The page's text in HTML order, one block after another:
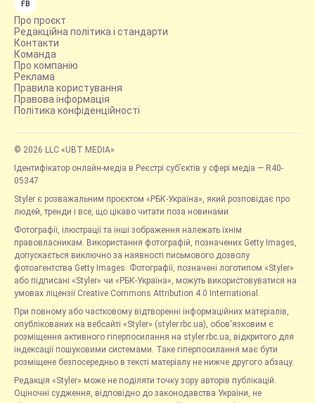
FB
Про проєкт
Редакційна політика і стандарти
Контакти
Команда
Про компанію
Реклама
Правила користування
Правова інформація
Політика конфіденційності
© 2026 LLC «UBT MEDIA»
Ідентифікатор онлайн-медіа в Реєстрі суб’єктів у сфері медіа — R40-
05347
Styler є розважальним проєктом «РБК-Україна», який розповідає про
людей, тренди і все, що цікаво читати поза новинами.
Фотографії, ілюстрації та інші зображення належать їхнім
правовласникам. Використання фотографій, позначених Getty Images,
допускається виключно за наявності письмового дозволу
фотоагентства Getty Images. Фотографії, позначені логотипом «Styler»
або підписані «Styler» чи «РБК-Україна», можуть використовуватися на
умовах ліцензії Creative Commons Attribution 4.0 International.
При повному або частковому відтворенні інформаційних матеріалів,
опублікованих на вебсайті «Styler» (styler.rbc.ua), обов'язковим є
розміщення активного гіперпосилання на styler.rbc.ua, відкритого для
індексації пошуковими системами. Таке гіперпосилання має бути
розміщене безпосередньо в тексті матеріалу не нижче другого абзацу.
Редакція «Styler» може не поділяти точку зору авторів публікацій.
Оціночні судження, відповідно до законодавства України, не